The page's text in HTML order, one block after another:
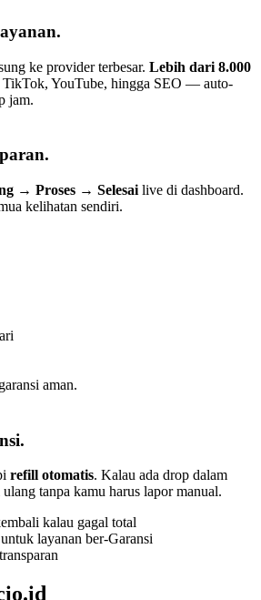
ke provider terbesar. Lebih dari 8.000
TikTok, YouTube, hingga SEO — auto-
jam.
→ Proses → Selesai live di dashboard.
kelihatan sendiri.
aman.
refill otomatis. Kalau ada drop dalam
tanpa kamu harus lapor manual.
kalau gagal total
layanan ber-Garansi